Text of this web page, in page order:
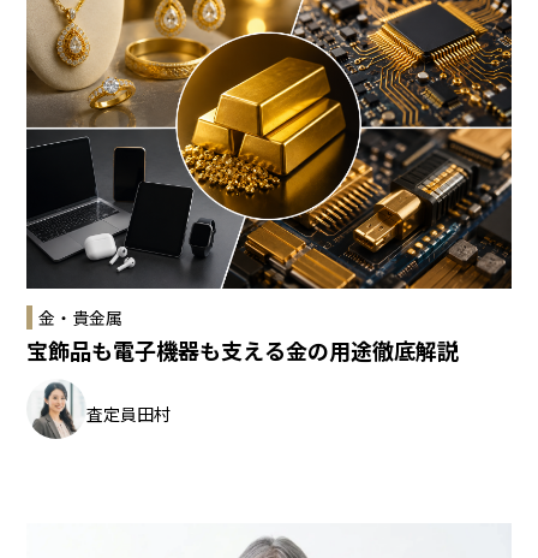
金・貴金属
宝飾品も電子機器も支える金の用途徹底解説
査定員田村